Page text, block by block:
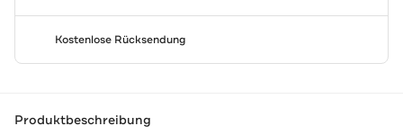
Kostenlose Rücksendung
Produktbeschreibung